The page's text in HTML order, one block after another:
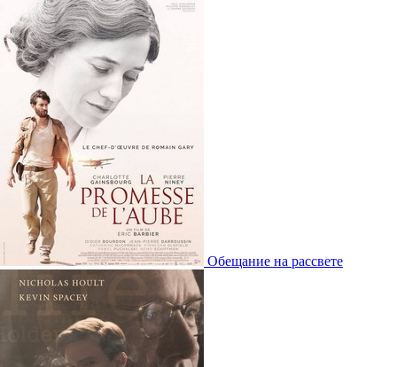
Обещание на рассвете